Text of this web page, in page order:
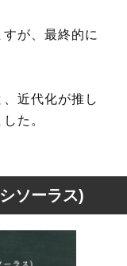
が、最終的に
近代化が推し
た。
ソーラス)